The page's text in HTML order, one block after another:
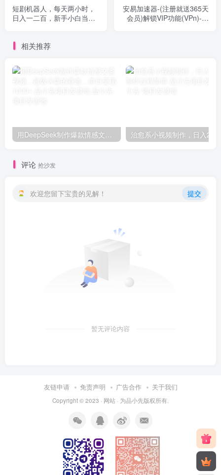
短剧机器人，每天两小时，
日入一二百，新手小白当天
安易加速器-(注册就送365天
会员)解锁VIP功能(VPn)-知
相关推荐
用DeepSeek制作爆款情感文案视频，超级火爆的赛道，单日变现1000+-品小先项目发源地
评论 抢沙发
欢迎您留下宝贵的见解！ 提交
暂无评论内容
友链申请 免责声明 广告合作 关于我们
Copyright © 2023 · 网站 · 为品小先版权所有.